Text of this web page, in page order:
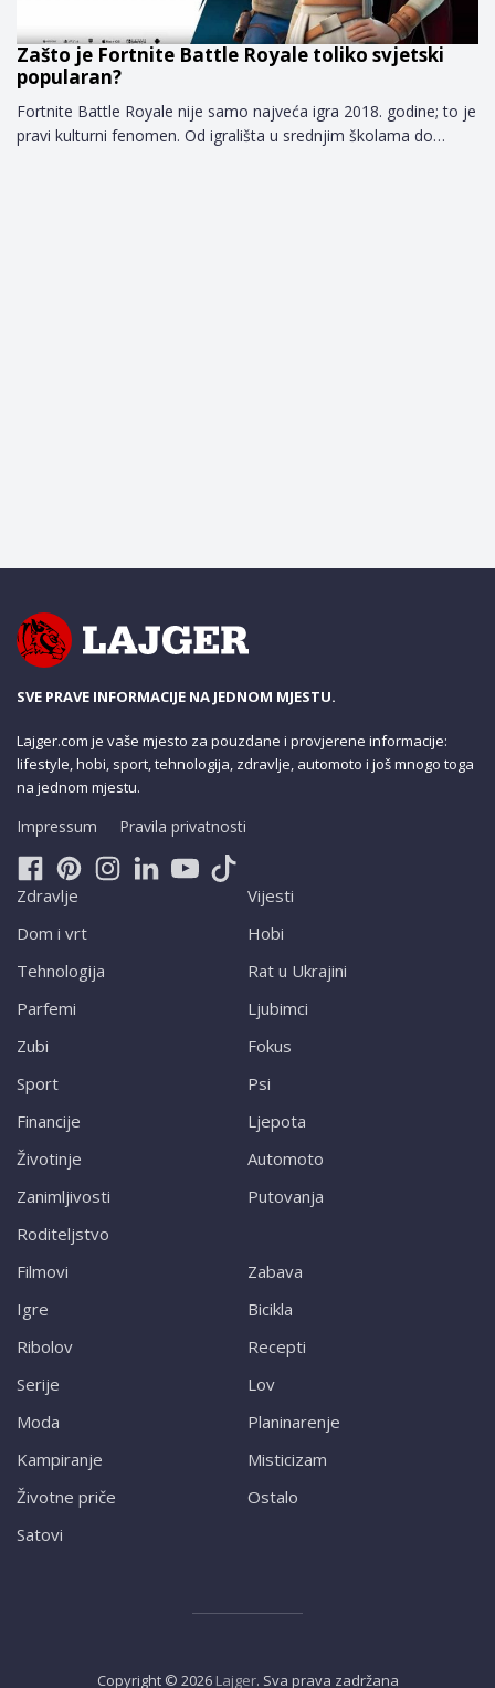
Zašto je Fortnite Battle Royale toliko svjetski
popularan?
Fortnite Battle Royale nije samo najveća igra 2018. godine; to je
pravi kulturni fenomen. Od igrališta u srednjim školama do…
SVE PRAVE INFORMACIJE NA JEDNOM MJESTU.
Lajger.com je vaše mjesto za pouzdane i provjerene informacije:
lifestyle, hobi, sport, tehnologija, zdravlje, automoto i još mnogo toga
na jednom mjestu.
Impressum Pravila privatnosti
Zdravlje
Dom i vrt
Tehnologija
Parfemi
Zubi
Sport
Financije
Životinje
Zanimljivosti
Roditeljstvo
Vijesti
Hobi
Rat u Ukrajini
Ljubimci
Fokus
Psi
Ljepota
Automoto
Putovanja
Filmovi
Igre
Ribolov
Serije
Moda
Kampiranje
Životne priče
Satovi
Zabava
Bicikla
Recepti
Lov
Planinarenje
Misticizam
Ostalo
Copyright © 2026 Lajger. Sva prava zadržana